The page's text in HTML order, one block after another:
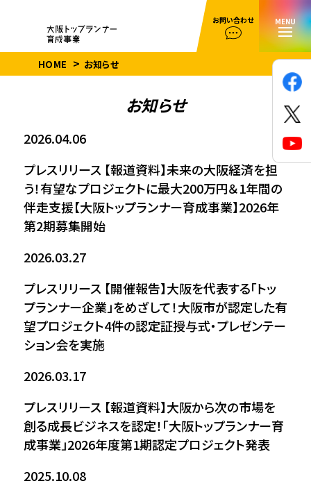
お問い合わせ MENU
HOME お知らせ
お知らせ
2026.04.06
プレスリリース 【報道資料】未来の大阪経済を担
う！有望なプロジェクトに最大200万円＆1年間の
伴走支援【大阪トップランナー育成事業】2026年
第2期募集開始
2026.03.27
プレスリリース 【開催報告】大阪を代表する「トッ
プランナー企業」をめざして！大阪市が認定した有
望プロジェクト4件の認定証授与式・プレゼンテー
ション会を実施
2026.03.17
プレスリリース 【報道資料】大阪から次の市場を
創る成長ビジネスを認定！「大阪トップランナー育
成事業」2026年度第1期認定プロジェクト発表
2025.10.08